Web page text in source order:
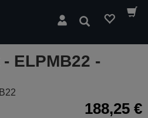
Pesquisar
ELPMB22 -
188,25 €